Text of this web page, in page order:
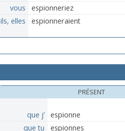
vous
espionneriez
ils, elles
espionneraient
PRÉSENT
que j’
espionne
que tu
espionnes